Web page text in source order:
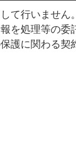
て行いません。
を処理等の
護に関わる